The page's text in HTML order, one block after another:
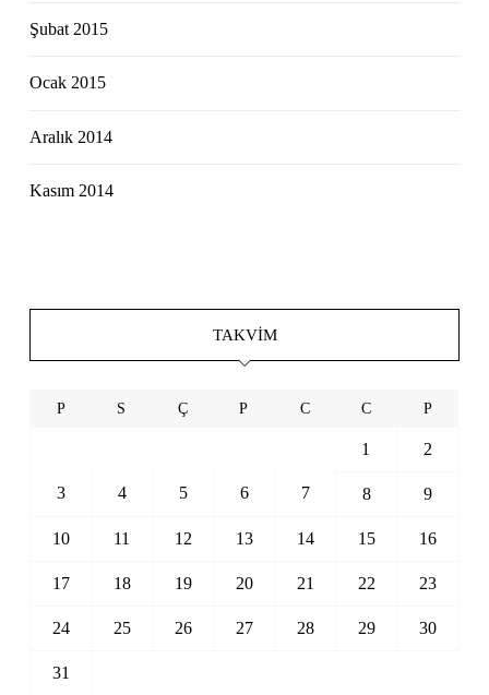
Şubat 2015
Ocak 2015
Aralık 2014
Kasım 2014
TAKVIM
P S Ç P C C P
1 2
3 4 5 6 7 8 9
10 11 12 13 14 15 16
17 18 19 20 21 22 23
24 25 26 27 28 29 30
31